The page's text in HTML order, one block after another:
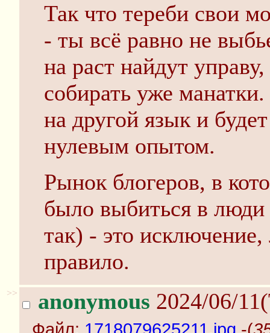
Так что тереби свои
- ты всё равно не
на раст найдут
собирать уже
на другой язык и
нулевым опытом.
Рынок блогеров, в
было выбиться в люди
так) - это
правило.
>> anonymous 2024/06/